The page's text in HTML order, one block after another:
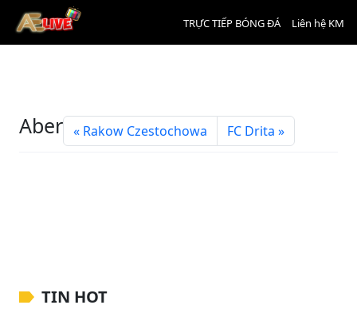
TRỰC TIẾP BÓNG ĐÁ Liên hệ KM
AberdeenRakow Czestochowa FC Drita
TIN HOT